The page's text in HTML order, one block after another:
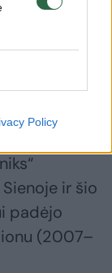
Policy
karjera.
sukūrė
praleido
ir šio
padėjo
(2007–